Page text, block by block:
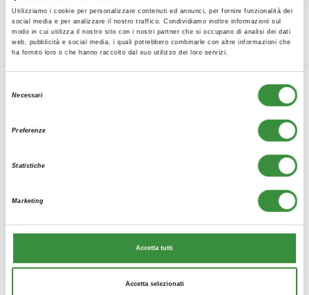
Utilizziamo i cookie per personalizzare contenuti ed annunci, per fornire funzionalità dei
social media e per analizzare il nostro traffico. Condividiamo inoltre informazioni sul
modo in cui utilizza il nostro sito con i nostri partner che si occupano di analisi dei dati
web, pubblicità e social media, i quali potrebbero combinarle con altre informazioni che
ha fornito loro o che hanno raccolto dal suo utilizzo dei loro servizi.
Necessari
Preferenze
Statistiche
Marketing
Accetta tutti
Accetta selezionati
Kontakt
Sídlo firmy:
Čeladná 229, 739 12 Čeladná